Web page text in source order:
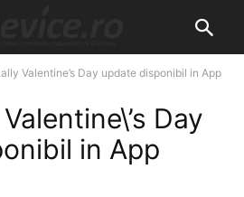
Valentine’s Day update disponibil in App
Day
in App